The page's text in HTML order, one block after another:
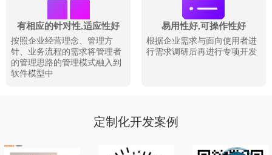
有相应的针对性,适应性好
按照企业经营理念、管理方
针、业务流程的需求将管理者
的管理思路的管理模式融入到
软件模型中
易用性好,可操作性好
根据企业需求与面向使用者进
行需求调研后再进行专项开发
定制化开发案例